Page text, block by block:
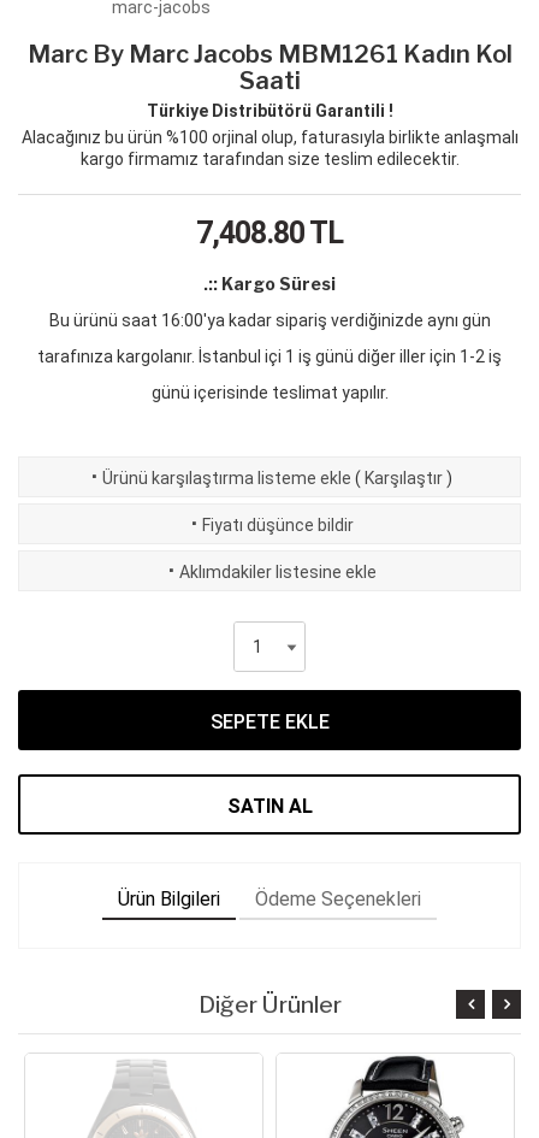
Marc By Marc Jacobs MBM1261 Kadın Kol
Saati
Türkiye Distribütörü Garantili !
Alacağınız bu ürün %100 orjinal olup, faturasıyla birlikte anlaşmalı
kargo firmamız tarafından size teslim edilecektir.
7,408.80TL
.:: Kargo Süresi
Bu ürünü saat 16:00'ya kadar sipariş verdiğinizde aynı gün
tarafınıza kargolanır. İstanbul içi 1 iş günü diğer iller için 1-2 iş
günü içerisinde teslimat yapılır.
· Ürünü karşılaştırma listeme ekle ( Karşılaştır )
· Fiyatı düşünce bildir
· Aklımdakiler listesine ekle
SEPETE EKLE
SATIN AL
Ürün Bilgileri Ödeme Seçenekleri
Diğer Ürünler